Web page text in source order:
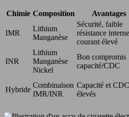
Chimie Composition Avantages
IMR
Lithium
Manganèse
Sécurité, faible
résistance
courant élevé
INR
Lithium
Manganèse
Nickel
Bon compromis
capacité/CDC
Hybride
Combinaison
IMR/INR
Capacité et CDC
élevés